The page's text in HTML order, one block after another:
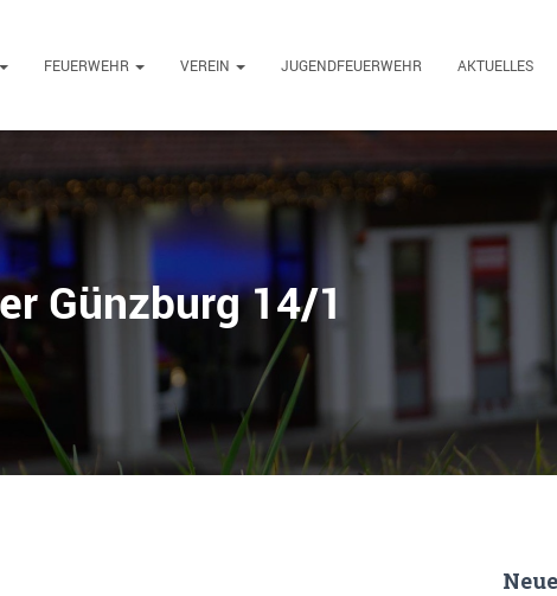
FEUERWEHR VEREIN JUGENDFEUERWEHR AKTUELLES
Günzburg 14/1